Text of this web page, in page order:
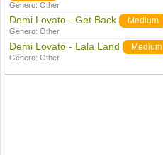
Género:Other
Demi Lovato - Get Back Medium
Género:Other
Demi Lovato - Lala Land Medium
Género:Other